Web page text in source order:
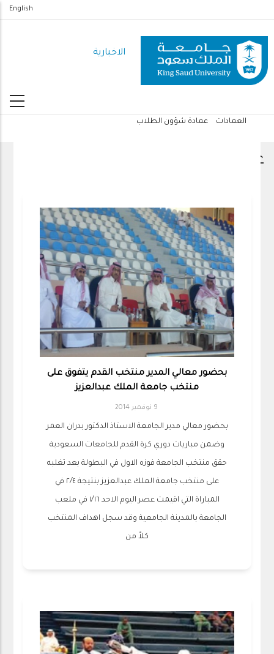
المحتوى
الرئيسي
English
الاخبارية
العمادات عمادة شؤون الطلاب
عمادة شؤون الطلاب
بحضور معالي المدير منتخب القدم يتفوق على
منتخب جامعة الملك عبدالعزيز
9 نوفمبر 2014
بحضور معالي مدير الجامعة الاستاذ الدكتور بدران العمر
وضمن مباريات دوري كرة القدم للجامعات السعودية
حقق منتخب الجامعة فوزه الاول في البطولة بعد تغلبه
على منتخب جامعة الملك عبدالعزيز بنتيجة ٢/٤ في
المباراة التي اقيمت عصر اليوم الاحد ١/١٦ في ملعب
الجامعة بالمدينة الجامعية وقد سجل اهداف المنتخب
كلاً من